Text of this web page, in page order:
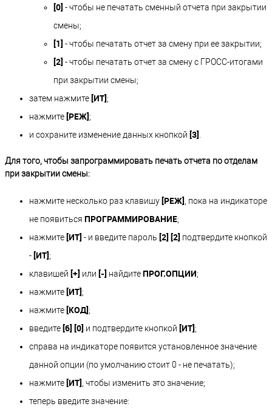
[0] - чтобы не печатать сменный отчета при закрытии
смены;
[1] - чтобы печатать отчет за смену при ее закрытии;
[2] - чтобы печатать отчет за смену с ГРОСС-итогами
при закрытии смены;
затем нажмите[ИТ];
нажмите[РЕЖ];
и сохраните изменение данных кнопкой [3]
Для того, чтобы запрограммировать печать отчета по отделам
при закрытии смены:
нажмите несколько раз клавишу[РЕЖ] , пока на индикаторе
не появиться ПРОГРАММИРОВАНИЕ;
нажмите[ИТ] - и введите пароль [2] [2] подтвердите кнопкой
-[ИТ];
клавишей [+] или [-] найдитеПРОГ.ОПЦИИ;
нажмите[ИТ];
нажмите[КОД];
введите[6] [0] и подтвердите кнопкой [ИТ];
справа на индикаторе появится установленное значение
данной опции (по умолчанию стоит 0 - не печатать);
нажмите[ИТ] , чтобы изменить это значение;
теперь введите значение: